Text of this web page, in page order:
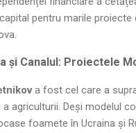
pentru marile proiecte
și Canalul: Proiectele
a fost cel care a
agriculturii. Deși modelul
foamete în Ucraina și